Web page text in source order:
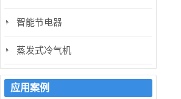
智能节电器
蒸发式冷气机
应用案例